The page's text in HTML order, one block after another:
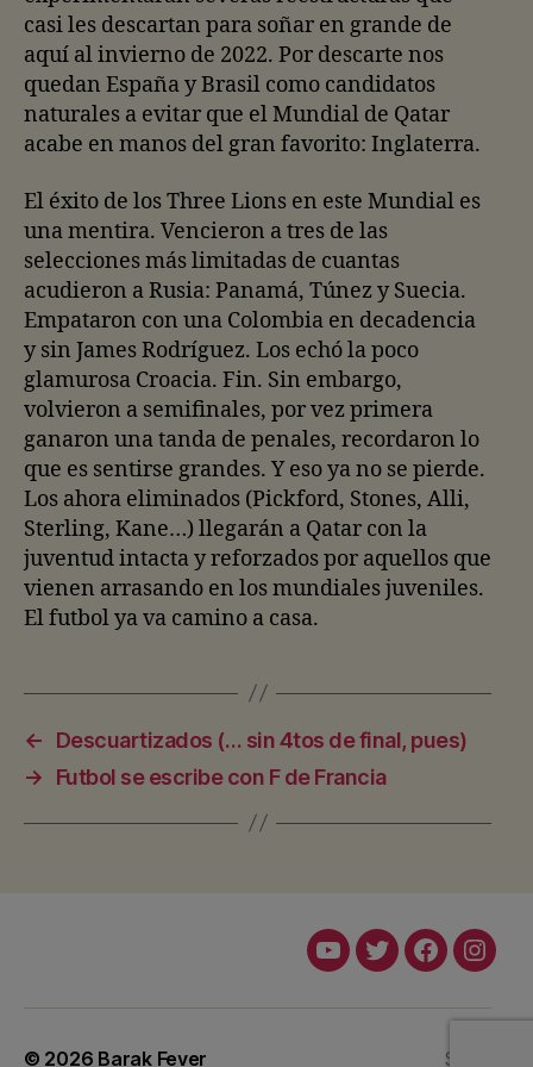
casi les descartan para soñar en grande de
aquí al invierno de 2022. Por descarte nos
quedan España y Brasil como candidatos
naturales a evitar que el Mundial de Qatar
acabe en manos del gran favorito: Inglaterra.
El éxito de los Three Lions en este Mundial es
una mentira. Vencieron a tres de las
selecciones más limitadas de cuantas
acudieron a Rusia: Panamá, Túnez y Suecia.
Empataron con una Colombia en decadencia
y sin James Rodríguez. Los echó la poco
glamurosa Croacia. Fin. Sin embargo,
volvieron a semifinales, por vez primera
ganaron una tanda de penales, recordaron lo
que es sentirse grandes. Y eso ya no se pierde.
Los ahora eliminados (Pickford, Stones, Alli,
Sterling, Kane…) llegarán a Qatar con la
juventud intacta y reforzados por aquellos que
vienen arrasando en los mundiales juveniles.
El futbol ya va camino a casa.
←
Descuartizados (… sin 4tos de final, pues)
→
Futbol se escribe con F de Francia
YoutubeTwitterFacebook
© 2026 Barak Fever Subir